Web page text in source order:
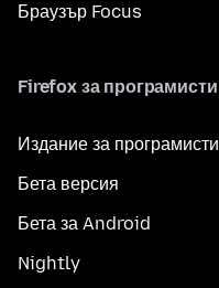
Браузър Focus
Firefox за програмисти
Издание за програмисти
Бета версия
Бета за Android
Nightly